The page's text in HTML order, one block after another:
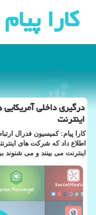
كارا پیام
درگیری داخلی
اینترنت
كارا پیام: كمیسیون فدرال
اطلاع داد كه شركت های
اینترنت می بینند و می